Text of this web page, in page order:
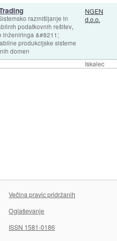
Iskalec
razmišljanje in
podatkovnih rešitev,
inženiringa &#8211;
produkcijske sisteme
domen
NGEN
d.o.o.
Večina pravic pridržanih
Oglaševanje
ISSN 1581-0186